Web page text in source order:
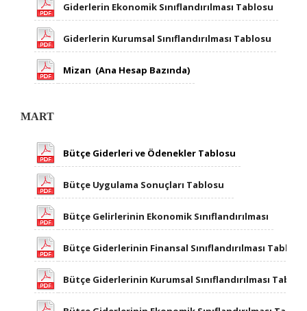
Giderlerin Ekonomik Sınıflandırılması Tablosu​
Giderlerin Kurumsal Sınıflandırılması Tablosu
Mizan (Ana Hesap Bazında)
MART
Bütçe Giderleri ve Ödenekler Tablosu
Bütçe Uygulama Sonuçları Tablosu
Bütçe Gelirlerinin Ekonomik Sınıflandırılması
Bütçe Giderlerinin Finansal Sınıflandırılması Tablosu
Bütçe Giderlerinin Kurumsal Sınıflandırılması